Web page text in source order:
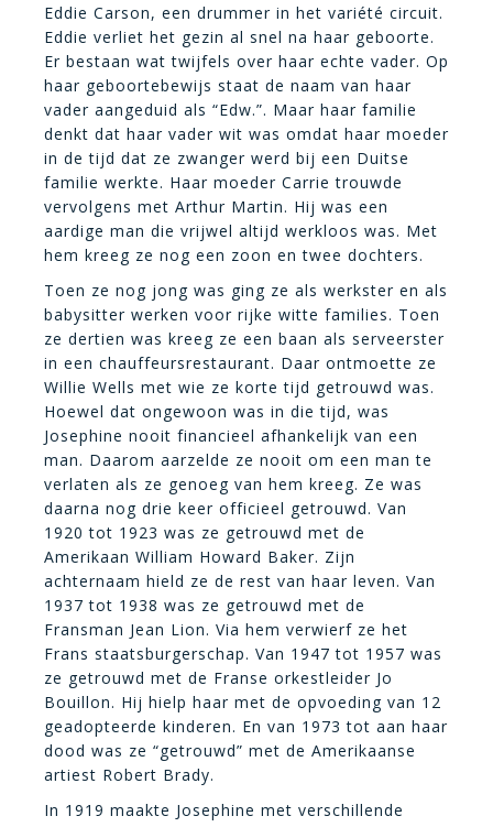
Eddie Carson, een drummer in het variété circuit.
Eddie verliet het gezin al snel na haar geboorte.
Er bestaan wat twijfels over haar echte vader. Op
haar geboortebewijs staat de naam van haar
vader aangeduid als “Edw.”. Maar haar familie
denkt dat haar vader wit was omdat haar moeder
in de tijd dat ze zwanger werd bij een Duitse
familie werkte. Haar moeder Carrie trouwde
vervolgens met Arthur Martin. Hij was een
aardige man die vrijwel altijd werkloos was. Met
hem kreeg ze nog een zoon en twee dochters.
Toen ze nog jong was ging ze als werkster en als
babysitter werken voor rijke witte families. Toen
ze dertien was kreeg ze een baan als serveerster
in een chauffeursrestaurant. Daar ontmoette ze
Willie Wells met wie ze korte tijd getrouwd was.
Hoewel dat ongewoon was in die tijd, was
Josephine nooit financieel afhankelijk van een
man. Daarom aarzelde ze nooit om een man te
verlaten als ze genoeg van hem kreeg. Ze was
daarna nog drie keer officieel getrouwd. Van
1920 tot 1923 was ze getrouwd met de
Amerikaan William Howard Baker. Zijn
achternaam hield ze de rest van haar leven. Van
1937 tot 1938 was ze getrouwd met de
Fransman Jean Lion. Via hem verwierf ze het
Frans staatsburgerschap. Van 1947 tot 1957 was
ze getrouwd met de Franse orkestleider Jo
Bouillon. Hij hielp haar met de opvoeding van 12
geadopteerde kinderen. En van 1973 tot aan haar
dood was ze “getrouwd” met de Amerikaanse
artiest Robert Brady.
In 1919 maakte Josephine met verschillende